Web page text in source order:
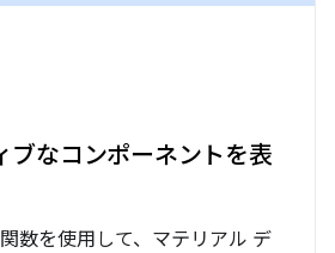
ブなコンポーネントを表
数を使用して、マテリアル デ